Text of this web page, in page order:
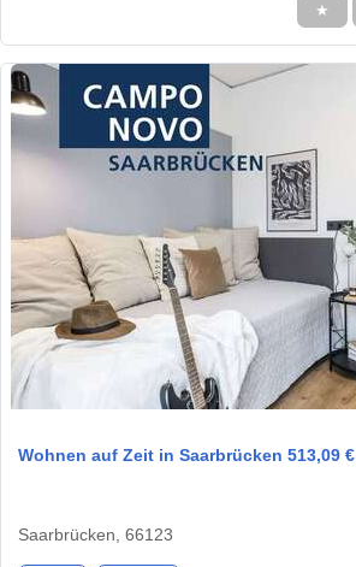
★
Wohnen auf Zeit in Saarbrücken 513,09 €
Saarbrücken, 66123